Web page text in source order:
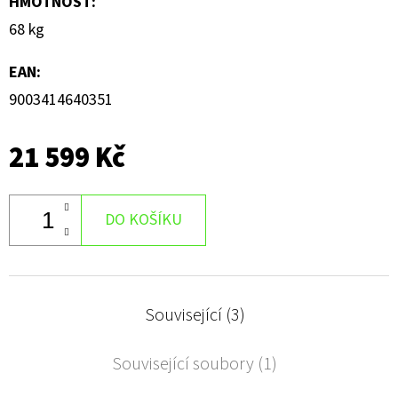
68 kg
EAN:
9003414640351
21 599 Kč
DO KOŠÍKU
Související (3)
Související soubory (1)